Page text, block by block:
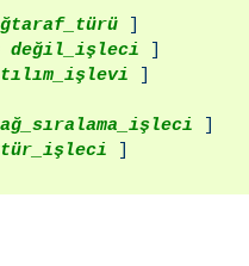
değil_işleci